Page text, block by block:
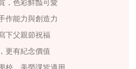
，色彩鮮豔可愛
作能力與創造力
下父親節祝福
更有紀念價值